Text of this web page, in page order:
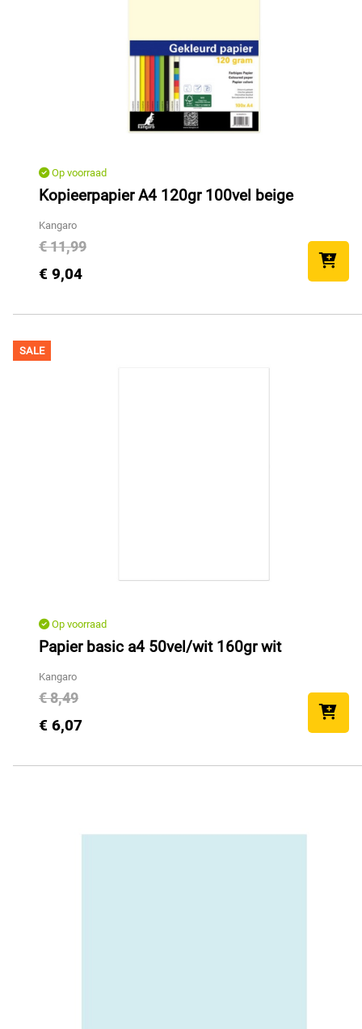
Op voorraad
Kopieerpapier A4 120gr 100vel beige
Kangaro
€ 11,99
€ 9,04
SALE
Op voorraad
Papier basic a4 50vel/wit 160gr wit
Kangaro
€ 8,49
€ 6,07